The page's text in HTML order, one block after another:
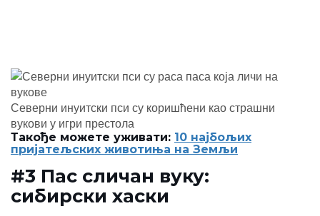
Северни инуитски пси су коришћени као страшни
вукови у игри престола
Такође можете уживати: 10 најбољих
пријатељских животиња на Земљи
#3 Пас сличан вуку:
сибирски хаски